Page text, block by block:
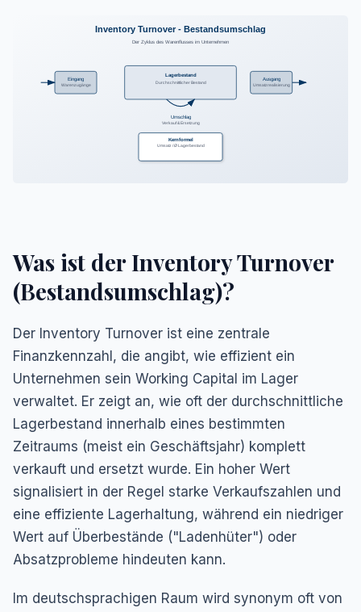
Inventory Turnover - Bestandsumschlag
Der Zyklus des Warenflusses im Unternehmen
Eingang
Warenzugänge
Lagerbestand
Durchschnittlicher Bestand
Umschlag
Verkauf & Ersetzung
Ausgang
Umsatzrealisierung
Kernformel
Umsatz / Ø Lagerbestand
Was ist der Inventory Turnover
(Bestandsumschlag)?
Der Inventory Turnover ist eine zentrale
Finanzkennzahl, die angibt, wie effizient ein
Unternehmen sein Working Capital im Lager
verwaltet. Er zeigt an, wie oft der durchschnittliche
Lagerbestand innerhalb eines bestimmten
Zeitraums (meist ein Geschäftsjahr) komplett
verkauft und ersetzt wurde. Ein hoher Wert
signalisiert in der Regel starke Verkaufszahlen und
eine effiziente Lagerhaltung, während ein niedriger
Wert auf Überbestände ("Ladenhüter") oder
Absatzprobleme hindeuten kann.
Im deutschsprachigen Raum wird synonym oft von